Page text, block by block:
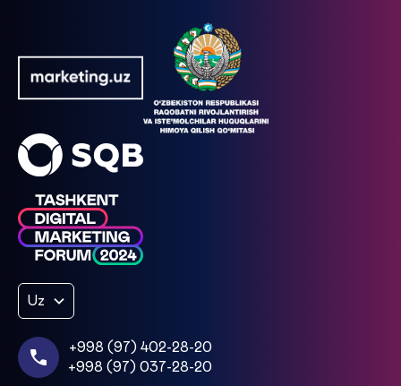
Uz
+998 (97) 402-28-20
+998 (97) 037-28-20